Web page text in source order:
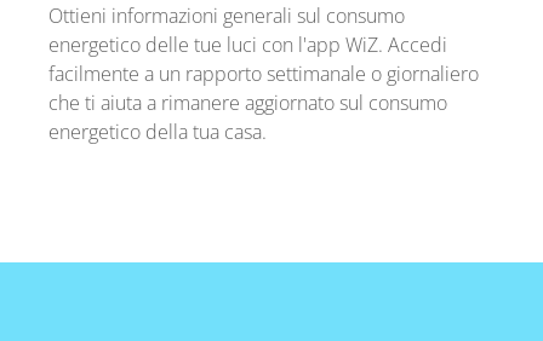
Ottieni informazioni generali sul consumo
energetico delle tue luci con l'app WiZ. Accedi
facilmente a un rapporto settimanale o giornaliero
che ti aiuta a rimanere aggiornato sul consumo
energetico della tua casa.